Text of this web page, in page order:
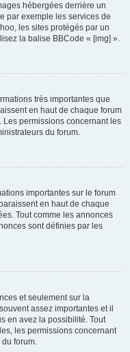
hébergées derrière un
par exemple les services de
les sites protégés par un
la balise BBCode « [img] ».
très importantes que
en haut de chaque forum
Les permissions concernant les
du forum.
importantes sur le forum
en haut de chaque
Tout comme les annonces
sont définies par les
et seulement sur la
assez importantes et il
en avez la possibilité. Tout
les permissions concernant
forum.